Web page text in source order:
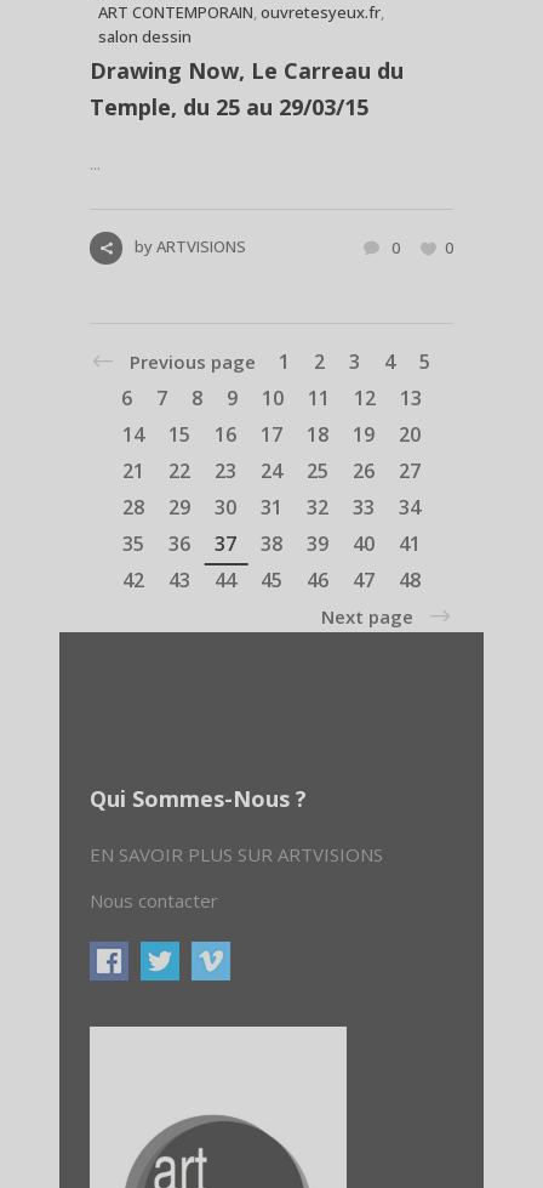
ART CONTEMPORAIN,ouvretesyeux.fr,
salon dessin
Drawing Now, Le Carreau du
Temple, du 25 au 29/03/15
...
byARTVISIONS 0 0
Previous page 1 2 3 4
5
6
7 8 9 10 11 12
13
14
15 16 17 18 19
20
21
22 23 24 25 26
27
28
29 30 31 32 33
34
35
36 37 38 39 40
41
42
43 44 45 46 47 48
Next page
Qui Sommes-Nous ?
EN SAVOIR PLUS SUR ARTVISIONS
Nous contacter